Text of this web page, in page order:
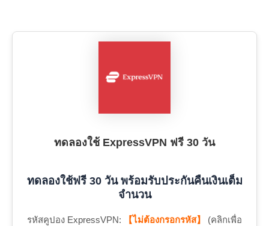
ทดลองใช้ ExpressVPN ฟรี 30 วัน
ทดลองใช้ฟรี 30 วัน พร้อมรับประกันคืนเงินเต็ม
จำนวน
รหัสคูปอง ExpressVPN: 【ไม่ต้องกรอกรหัส】
(คลิกเพื่อ